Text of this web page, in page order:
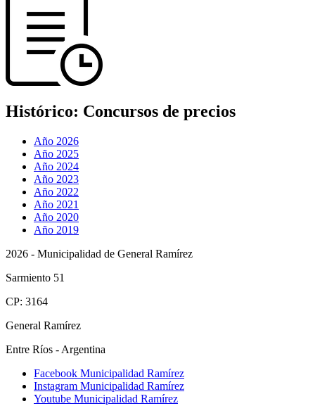
Histórico: Concursos de precios
Año 2026
Año 2025
Año 2024
Año 2023
Año 2022
Año 2021
Año 2020
Año 2019
2026 - Municipalidad de General Ramírez
Sarmiento 51
CP: 3164
General Ramírez
Entre Ríos - Argentina
Facebook Municipalidad Ramírez
Instagram Municipalidad Ramírez
Youtube Municipalidad Ramírez